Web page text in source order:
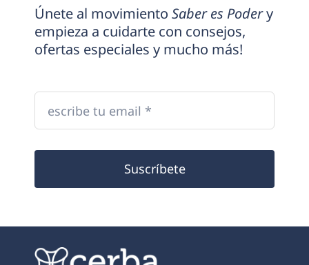
Únete al movimiento Saber es Podery
empieza a cuidarte con consejos,
ofertas especiales y mucho más!
Suscríbete